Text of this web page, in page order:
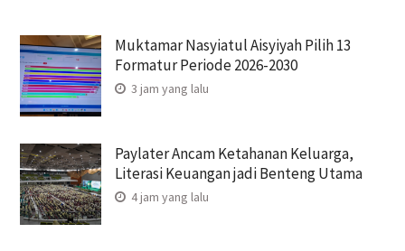
Muktamar Nasyiatul Aisyiyah Pilih 13
Formatur Periode 2026-2030
3 jam yang lalu
Paylater Ancam Ketahanan Keluarga,
Literasi Keuangan jadi Benteng Utama
4 jam yang lalu